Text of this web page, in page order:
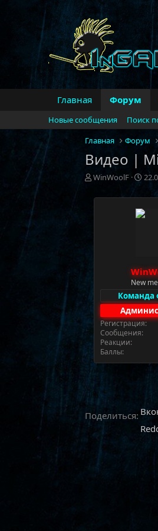
Главная Форум
Новые сообщения
Поиск
Главная
Форум
Видео |
А
т
WinWoolF
Д
т
а
н
а
New
Команда
Регистрация
Сообщения
Реакции
Баллы
Поделиться: